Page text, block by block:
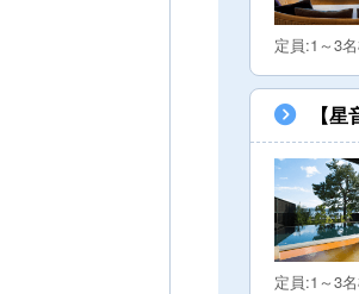
定員:1～3
【
定員:1～3